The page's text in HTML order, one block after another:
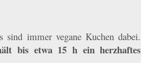
sind immer vegane Kuchen dabei.
bis etwa 15 h ein herzhaftes